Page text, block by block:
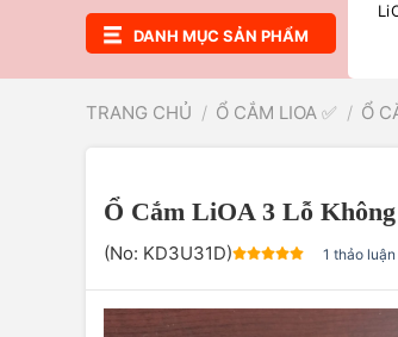
DANH MỤC SẢN PHẨM
TRANG CHỦ / Ổ CẮM LIOA ✅ / Ổ
Ổ Cắm LiOA 3 Lỗ
(No: KD3U31D) 1 thảo luận